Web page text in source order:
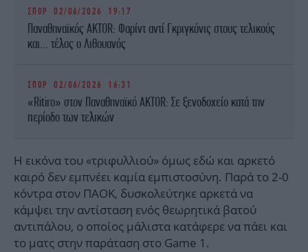
ΣΠΟΡ 02/06/2026 19:17
Παναθηναϊκός AKTOR: Φαρίντ αντί Γκριγκόνις στους τελικούς
και... τέλος ο Λιθουανός
ΣΠΟΡ 02/06/2026 16:31
«Ritiro» στον Παναθηναϊκό AKTOR: Σε ξενοδοχείο κατά την
περίοδο των τελικών
Η εικόνα του «τριφυλλιού» όμως εδώ και αρκετό
καιρό δεν εμπνέει καμία εμπιστοσύνη. Παρά το 2-0
κόντρα στον ΠΑΟΚ, δυσκολεύτηκε αρκετά να
κάμψει την αντίσταση ενός θεωρητικά βατού
αντιπάλου, ο οποίος μάλιστα κατάφερε να πάει και
το ματς στην παράταση στο Game 1.